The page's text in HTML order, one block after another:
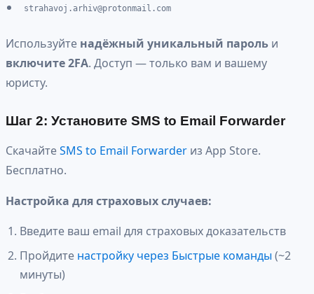
strahavoj.arhiv@protonmail.com
Используйте надёжный уникальный пароль и
включите 2FA. Доступ — только вам и вашему
юристу.
Шаг 2: Установите SMS to Email Forwarder
СкачайтеSMS to Email Forwarder из App Store.
Бесплатно.
Настройка для страховых случаев:
Введите ваш email для страховых доказательств
Пройдите настройку через Быстрые команды(~2
минуты)